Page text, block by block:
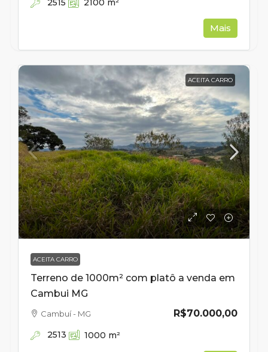
2515 2100 m²
Mais
ACEITA CARRO
ACEITA CARRO
Terreno de 1000m² com platô a venda em
Cambui MG
R$70.000,00
Cambuí - MG
2513 1000 m²